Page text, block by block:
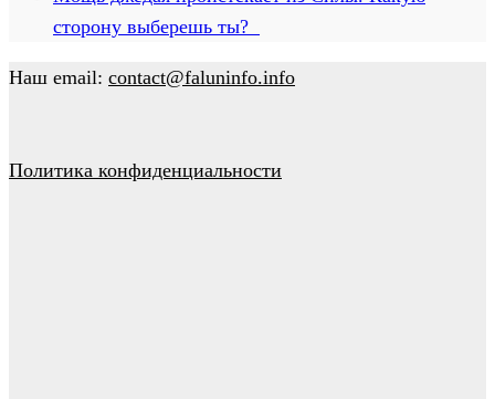
сторону выберешь ты?
Наш email: contact@faluninfo.info
Политика конфиденциальности